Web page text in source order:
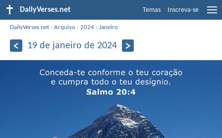
DailyVerses.net Temas Inscreva-se
DailyVerses.net ›Arquivo ›2024 ›Janeiro
19 de janeiro de 2024